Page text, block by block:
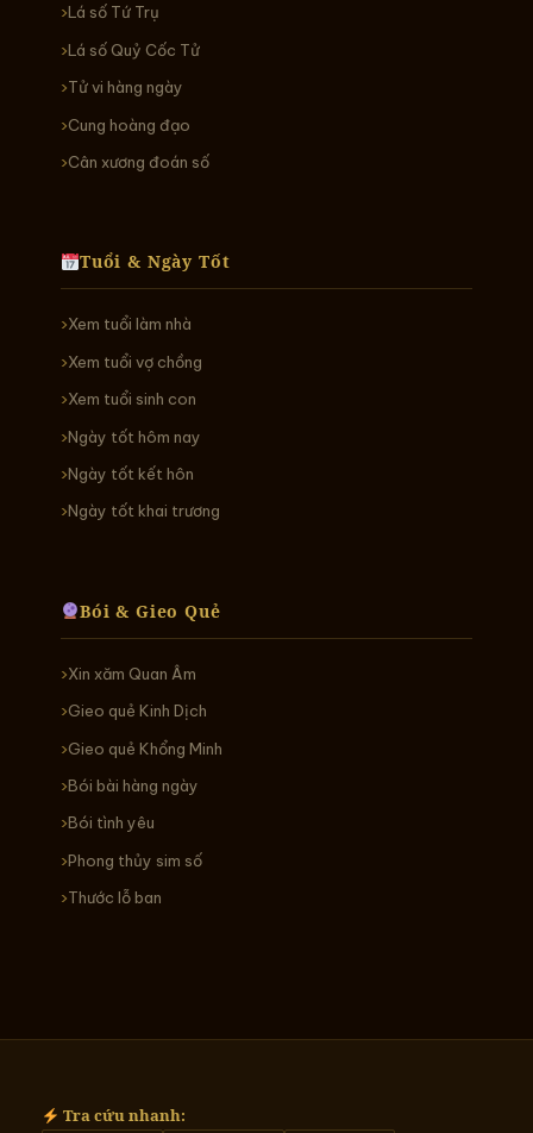
Lá số Tứ Trụ
Lá số Quỷ Cốc Tử
Tử vi hàng ngày
Cung hoàng đạo
Cân xương đoán số
Tuổi & Ngày Tốt
Xem tuổi làm nhà
Xem tuổi vợ chồng
Xem tuổi sinh con
Ngày tốt hôm nay
Ngày tốt kết hôn
Ngày tốt khai trương
Bói & Gieo Quẻ
Xin xăm Quan Âm
Gieo quẻ Kinh Dịch
Gieo quẻ Khổng Minh
Bói bài hàng ngày
Bói tình yêu
Phong thủy sim số
Thước lỗ ban
Tra cứu nhanh: